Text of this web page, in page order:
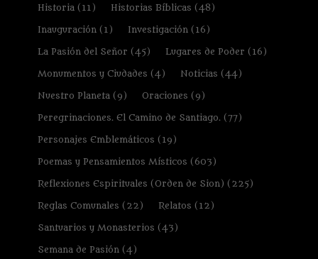
Historia(11) Historias Bíblicas (48)
Inauguración(1) Investigación(16)
La Pasión del Señor (45) Lugares de Poder (16)
Monumentos y Ciudades (4) Noticias (44)
Nuestro Planeta(9) Oraciones (9)
Peregrinaciones. El Camino de Santiago.(77)
Personajes Emblemáticos (19)
Poemas y Pensamientos Místicos (603)
Reflexiones Espirituales (Orden de Sion) (225)
Reglas Comunales (22) Relatos (12)
Santuarios y Monasterios (43)
Semana de Pasión(4)